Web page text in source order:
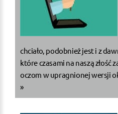
chciało, podobnież jest i z
które czasami na naszą złość
oczom w upragnionej wersji
»